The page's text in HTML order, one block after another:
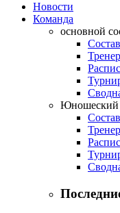
Новости
Команда
основной
Юношеский